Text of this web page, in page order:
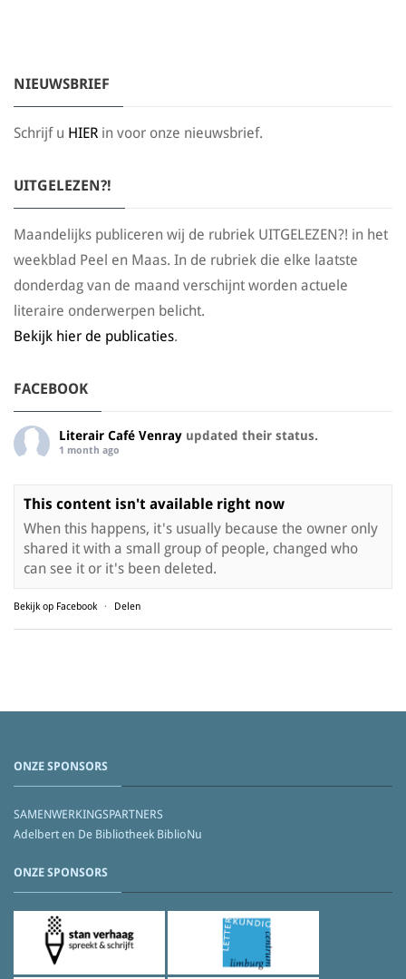
NIEUWSBRIEF
Schrijf u HIER in voor onze nieuwsbrief.
UITGELEZEN?!
Maandelijks publiceren wij de rubriek UITGELEZEN?! in het
weekblad Peel en Maas. In de rubriek die elke laatste
donderdag van de maand verschijnt worden actuele
literaire onderwerpen belicht.
Bekijk hier de publicaties.
FACEBOOK
Literair Café Venray updated their status.
1 month ago
This content isn't available right now
When this happens, it's usually because the owner only
shared it with a small group of people, changed who
can see it or it's been deleted.
Bekijk op Facebook · Delen
ONZE SPONSORS
SAMENWERKINGSPARTNERS
Adelbert en De Bibliotheek BiblioNu
ONZE SPONSORS